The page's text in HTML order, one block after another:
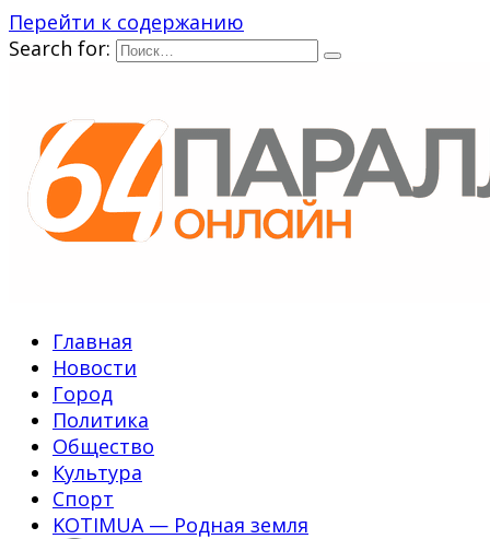
Перейти к содержанию
Search for:
Главная
Новости
Город
Политика
Общество
Культура
Спорт
KOTIMUA — Родная земля